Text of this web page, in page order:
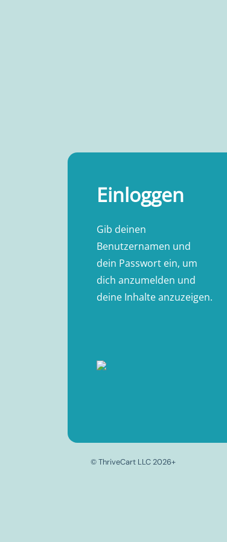
Einloggen
Gib deinen
Benutzernamen und
dein Passwort ein, um
dich anzumelden und
deine Inhalte anzuzeigen.
© ThriveCart LLC 2026+